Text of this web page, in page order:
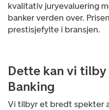
kvalitativ juryevaluering
banker verden over.
prestisjefylte i bransjen.
Dette kan vi
Banking
Vi tilbyr et bredt spekter